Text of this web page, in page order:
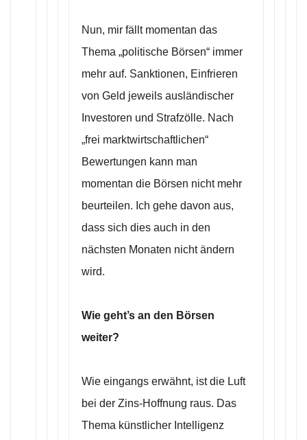
Nun, mir fällt momentan das
Thema „politische Börsen“ immer
mehr auf. Sanktionen, Einfrieren
von Geld jeweils ausländischer
Investoren und Strafzölle. Nach
„frei marktwirtschaftlichen“
Bewertungen kann man
momentan die Börsen nicht mehr
beurteilen. Ich gehe davon aus,
dass sich dies auch in den
nächsten Monaten nicht ändern
wird.
Wie geht’s an den Börsen
weiter?
Wie eingangs erwähnt, ist die Luft
bei der Zins-Hoffnung raus. Das
Thema künstlicher Intelligenz